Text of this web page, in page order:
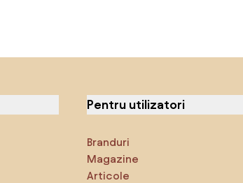
Pentru utilizatori
Branduri
Magazine
Articole